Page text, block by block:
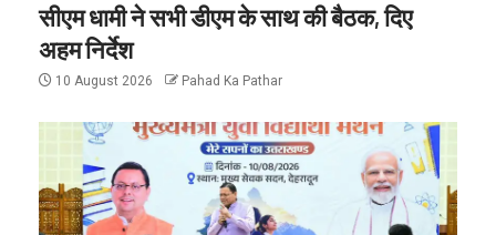
सीएम धामी ने सभी डीएम के साथ की बैठक, दिए
अहम निर्देश
10 August 2026 Pahad Ka Pathar